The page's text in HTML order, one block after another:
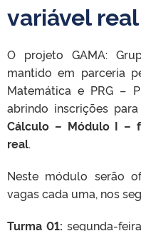
variável real
O projeto GAMA:
mantido em parceria
Matemática e PRG –
abrindo inscrições
Cálculo – Módulo I –
real.
Neste módulo serão
vagas cada uma, nos
Turma 01: segunda-